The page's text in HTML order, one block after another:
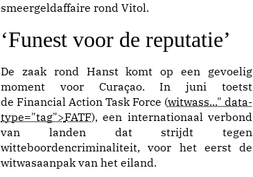
smeergeldaffaire rond Vitol.
‘Funest voor de reputatie’
De zaak rond Hanst komt op een gevoelig
moment voor Curaçao. In juni toetst
de Financial Action Task Force (witwass..." data-
type="tag">FATF), een internationaal verbond
van landen dat strijdt tegen
witteboordencriminaliteit, voor het eerst de
witwasaanpak van het eiland.